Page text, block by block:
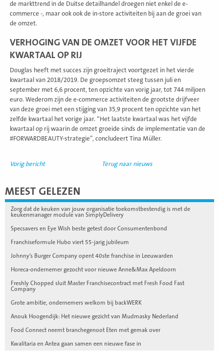
de markttrend in de Duitse detailhandel droegen niet enkel de e-
commerce -, maar ook ook de in-store activiteiten bij aan de groei van
de omzet.
VERHOGING VAN DE OMZET VOOR HET VIJFDE
KWARTAAL OP RIJ
Douglas heeft met succes zijn groeitraject voortgezet in het vierde
kwartaal van 2018/2019. De groepsomzet steeg tussen juli en
september met 6,6 procent, ten opzichte van vorig jaar, tot 744 miljoen
euro. Wederom zijn de e-commerce activiteiten de grootste drijfveer
van deze groei met een stijging van 35,9 procent ten opzichte van het
zelfde kwartaal het vorige jaar. “Het laatste kwartaal was het vijfde
kwartaal op rij waarin de omzet groeide sinds de implementatie van de
#FORWARDBEAUTY-strategie”, concludeert Tina Müller.
Vorig bericht Terug naar nieuws
MEEST GELEZEN
Zorg dat de keuken van jouw organisatie toekomstbestendig is met de
keukenmanager module van SimplyDelivery
Specsavers en Eye Wish beste getest door Consumentenbond
Franchiseformule Hubo viert 55-jarig jubileum
Johnny’s Burger Company opent 40ste franchise in Leeuwarden
Horeca-ondernemer gezocht voor nieuwe Anne&Max Apeldoorn
Freshly Chopped sluit Master Franchisecontract met Fresh Food Fast
Company
Grote ambitie, ondernemers welkom bij backWERK
Anouk Hoogendijk: Het nieuwe gezicht van Mudmasky Nederland
Food Connect neemt branchegenoot Eten met gemak over
Kwalitaria en Antea gaan samen een nieuwe fase in